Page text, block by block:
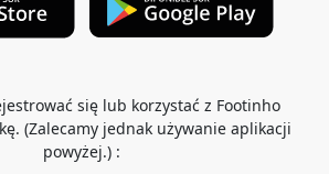
się lub korzystać z Footinho
(Zalecamy jednak używanie aplikacji
powyżej.) :